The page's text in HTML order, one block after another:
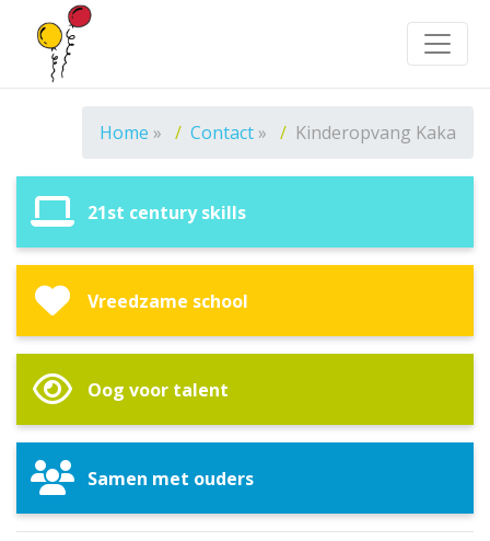
Home » Contact» Kinderopvang Kaka
21st century skills
Vreedzame school
Oog voor talent
Samen met ouders